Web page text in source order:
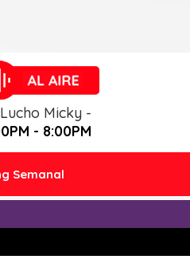
Micky -
- 8:00PM
Semanal